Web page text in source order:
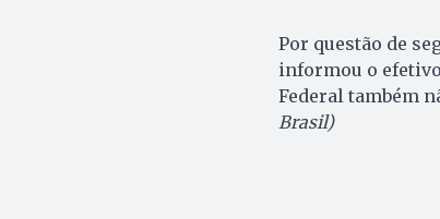
Por questão de
informou o
Federal também
Brasil)